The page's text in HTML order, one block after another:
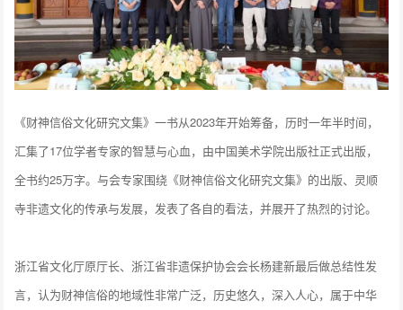
《财神信俗文化研究文集》一书从2023年开始筹备，历时一年半时间，
汇集了17位学者专家的智慧与心血，由中国美术学院出版社正式出版，
全书约25万字。与会专家围绕《财神信俗文化研究文集》的出版、灵顺
寺非遗文化的传承与发展，发表了各自的看法，并展开了热烈的讨论。
浙江省文化厅原厅长、浙江省非遗保护协会会长杨建新最后做总结性发
言，认为财神信俗的地域性非常广泛，历史悠久，深入人心，属于中华